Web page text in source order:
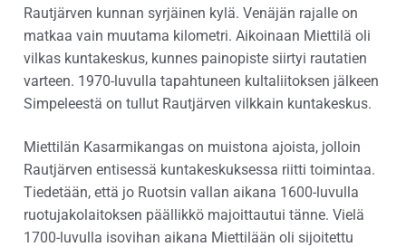
Rautjärven kunnan syrjäinen kylä. Venäjän rajalle on
matkaa vain muutama kilometri. Aikoinaan Miettilä oli
vilkas kuntakeskus, kunnes painopiste siirtyi rautatien
varteen. 1970-luvulla tapahtuneen kultaliitoksen jälkeen
Simpeleestä on tullut Rautjärven vilkkain kuntakeskus.
Miettilän Kasarmikangas on muistona ajoista, jolloin
Rautjärven entisessä kuntakeskuksessa riitti toimintaa.
Tiedetään, että jo Ruotsin vallan aikana 1600-luvulla
ruotujakolaitoksen päällikkö majoittautui tänne. Vielä
1700-luvulla isovihan aikana Miettilään oli sijoitettu